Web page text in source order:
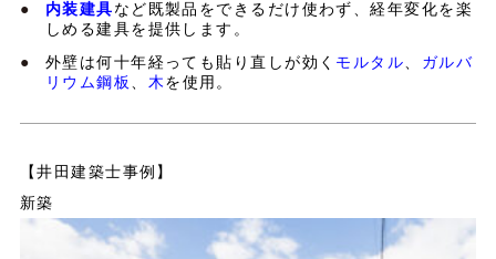
内装建具など既製品をできるだけ使わず、経年変化を楽
しめる建具を提供します。
外壁は何十年経っても貼り直しが効く モルタル
ガルバ
リウム鋼板
木を使用。
【井田建築士事例】
新築